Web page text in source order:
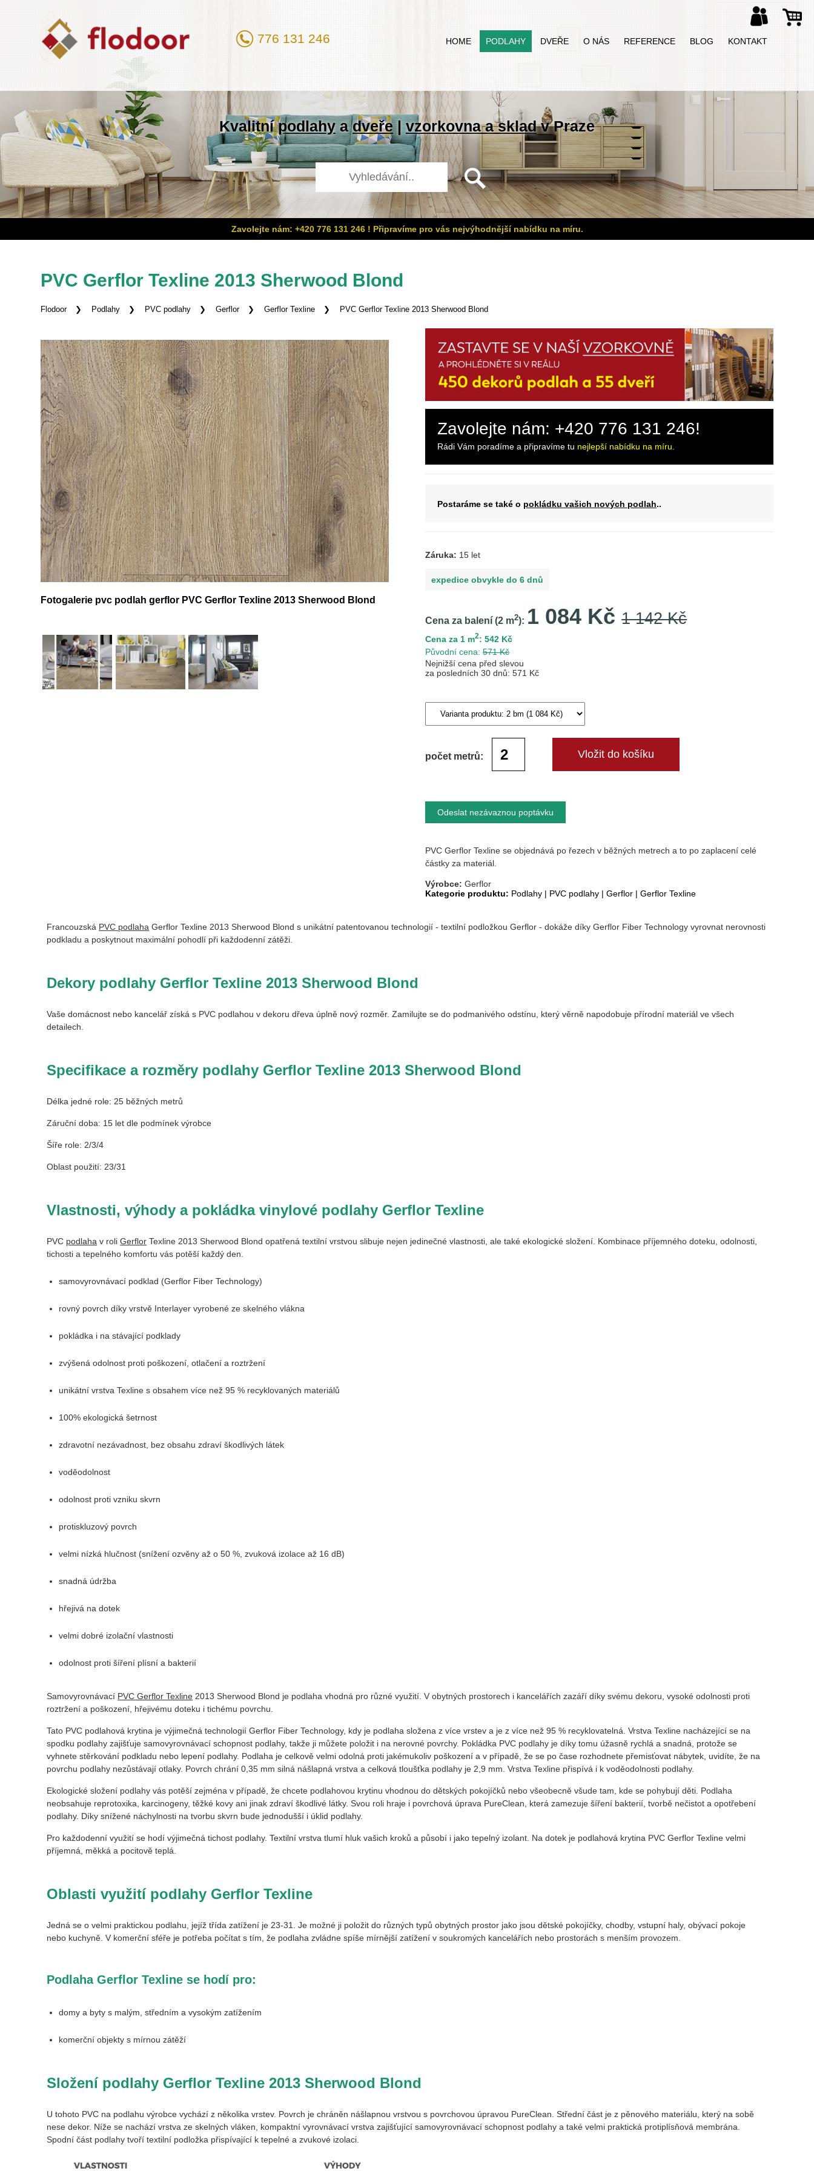
776 131 246 HOME PODLAHY DVEŘE O NÁS REFERENCE BLOG KONTAKT
Kvalitnípodlahyadveře|vzorkovna a skladv Praze
Zavolejte nám: +420 776 131 246 ! Připravíme pro vás nejvýhodnější nabídku na míru.
PVC Gerflor Texline 2013 Sherwood Blond
Flodoor Podlahy PVC podlahy Gerflor Gerflor Texline PVC Gerflor Texline 2013 Sherwood Blond
Fotogalerie pvc podlah gerflor PVC Gerflor Texline 2013 Sherwood Blond
Zavolejte nám: +420 776 131 246!
Rádi Vám poradíme a připravíme tu nejlepší nabídku na míru.
Postaráme se také o pokládku vašich nových podlah..
Záruka: 15 let
expedice obvykle do 6 dnů
Cena za balení (2 m2): 1 084 Kč1 142 Kč
Cena za 1 m2: 542 Kč
Původní cena:571 Kč
Nejnižší cena před slevou
za posledních 30 dnů: 571 Kč
počet metrů:
Odeslat nezávaznou poptávku
PVC Gerflor Texline se objednává po řezech v běžných metrech a to po zaplacení celé
částky za materiál.
Výrobce:Gerflor
Kategorie produktu: Podlahy | PVC podlahy |Gerflor |Gerflor Texline
Francouzská PVC podlaha Gerflor Texline 2013 Sherwood Blond s unikátní patentovanou technologií - textilní podložkou Gerflor - dokáže díky Gerflor Fiber Technology vyrovnat nerovnosti
podkladu a poskytnout maximální pohodlí při každodenní zátěži.
Dekory podlahy Gerflor Texline 2013 Sherwood Blond
Vaše domácnost nebo kancelář získá s PVC podlahou v dekoru dřeva úplně nový rozměr. Zamilujte se do podmanivého odstínu, který věrně napodobuje přírodní materiál ve všech
detailech.
Specifikace a rozměry podlahy Gerflor Texline2013 Sherwood Blond
Délka jedné role: 25 běžných metrů
Záruční doba: 15 let dle podmínek výrobce
Šíře role: 2/3/4
Oblast použití: 23/31
Vlastnosti, výhody a pokládka vinylové podlahy Gerflor Texline
PVC podlaha v roliGerflor Texline 2013 Sherwood Blond opatřená textilní vrstvou slibuje nejen jedinečné vlastnosti, ale také ekologické složení. Kombinace příjemného doteku, odolnosti,
tichosti a tepelného komfortu vás potěší každý den.
samovyrovnávací podklad (Gerflor Fiber Technology)
rovný povrch díky vrstvě Interlayer vyrobené ze skelného vlákna
pokládka i na stávající podklady
zvýšená odolnost proti poškození, otlačení a roztržení
unikátní vrstva Texline s obsahem více než 95 % recyklovaných materiálů
100% ekologická šetrnost
zdravotní nezávadnost, bez obsahu zdraví škodlivých látek
voděodolnost
odolnost proti vzniku skvrn
protiskluzový povrch
velmi nízká hlučnost (snížení ozvěny až o 50 %, zvuková izolace až 16 dB)
snadná údržba
hřejivá na dotek
velmi dobré izolační vlastnosti
odolnost proti šíření plísní a bakterií
Samovyrovnávací PVC Gerflor Texline 2013 Sherwood Blond je podlaha vhodná pro různé využití. V obytných prostorech i kancelářích zazáří díky svému dekoru, vysoké odolnosti proti
roztržení a poškození, hřejivému doteku i tichému povrchu.
Tato PVC podlahová krytina je výjimečná technologií Gerflor Fiber Technology, kdy je podlaha složena z více vrstev a je z více než 95 % recyklovatelná. Vrstva Texline nacházející se na
spodku podlahy zajišťuje samovyrovnávací schopnost podlahy, takže ji můžete položit i na nerovné povrchy. Pokládka PVC podlahy je díky tomu úžasně rychlá a snadná, protože se
vyhnete stěrkování podkladu nebo lepení podlahy. Podlaha je celkově velmi odolná proti jakémukoliv poškození a v případě, že se po čase rozhodnete přemisťovat nábytek, uvidíte, že na
povrchu podlahy nezůstávají otlaky. Povrch chrání 0,35 mm silná nášlapná vrstva a celková tloušťka podlahy je 2,9 mm. Vrstva Texline přispívá i k voděodolnosti podlahy.
Ekologické složení podlahy vás potěší zejména v případě, že chcete podlahovou krytinu vhodnou do dětských pokojíčků nebo všeobecně všude tam, kde se pohybují děti. Podlaha
neobsahuje reprotoxika, karcinogeny, těžké kovy ani jinak zdraví škodlivé látky. Svou roli hraje i povrchová úprava PureClean, která zamezuje šíření bakterií, tvorbě nečistot a opotřebení
podlahy. Díky snížené náchylnosti na tvorbu skvrn bude jednodušší i úklid podlahy.
Pro každodenní využití se hodí výjimečná tichost podlahy. Textilní vrstva tlumí hluk vašich kroků a působí i jako tepelný izolant. Na dotek je podlahová krytina PVC Gerflor Texline velmi
příjemná, měkká a pocitově teplá.
Oblasti využití podlahy Gerflor Texline
Jedná se o velmi praktickou podlahu, jejíž třída zatížení je 23-31. Je možné ji položit do různých typů obytných prostor jako jsou dětské pokojíčky, chodby, vstupní haly, obývací pokoje
nebo kuchyně. V komerční sféře je potřeba počítat s tím, že podlaha zvládne spíše mírnější zatížení v soukromých kancelářích nebo prostorách s menším provozem.
Podlaha Gerflor Texline se hodí pro:
domy a byty s malým, středním a vysokým zatížením
komerční objekty s mírnou zátěží
Složení podlahy Gerflor Texline2013 Sherwood Blond
U tohoto PVC na podlahu výrobce vychází z několika vrstev. Povrch je chráněn nášlapnou vrstvou s povrchovou úpravou PureClean. Střední část je z pěnového materiálu, který na sobě
nese dekor. Níže se nachází vrstva ze skelných vláken, kompaktní vyrovnávací vrstva zajišťující samovyrovnávací schopnost podlahy a také velmi praktická protiplísňová membrána.
Spodní část podlahy tvoří textilní podložka přispívající k tepelné a zvukové izolaci.